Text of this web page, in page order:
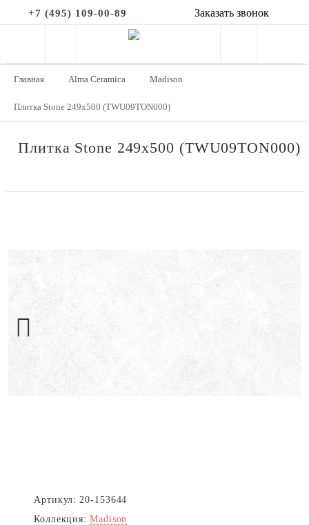
+7 (495) 109-00-89 Заказать звонок
Главная Alma Ceramica Madison
Плитка Stone 249x500 (TWU09TON000)
Плитка Stone 249x500 (TWU09TON000)
Next
Артикул: 20-153644
Коллекция: Madison